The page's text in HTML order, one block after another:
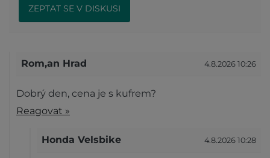
ZEPTAT SE V DISKUSI
Rom,an Hrad 4.8.2026 10:26
Dobrý den, cena je s kufrem?
Reagovat »
Honda Velsbike 4.8.2026 10:28